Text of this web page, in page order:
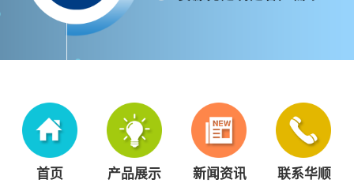
首页 产品展示 新闻资讯 联系华顺